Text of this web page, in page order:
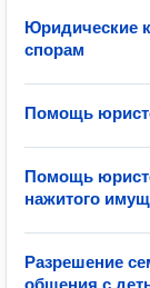
Юридические
спорам
Помощь
Помощь
нажитого
Разрешение
общения с